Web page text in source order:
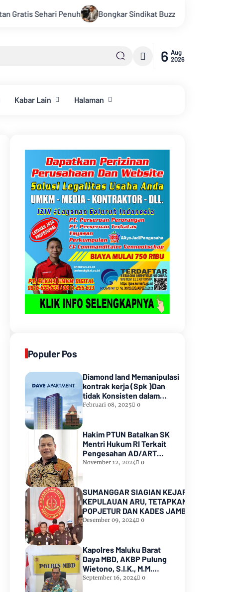
Bongkar Sindikat Buzzer Penyebar Hoax, Tasrif M. Saleh
6 Aug
2026
Kabar Lain Halaman
Populer Pos
Diamond land Memanipulasi
kontrak kerja (Spk )Dan
tidak Konsisten dalam
Pembayarannyamenunggak
kedua Meninggal dunia
Februari 08, 2025 0
Hakim PTUN Batalkan SK
Mentri Hukum RI Terkait
Pengesahan AD/ART
Partai GoLKAR
November 12, 2024 0
SUMANGGAR SIAGIAN KEJARI
KEPULAUAN ARU, TETAPKAN KADES
POPJETUR DAN KADES JAMBU AIR
SEBAGAI TERSANGKA ( TSK )
ADD dan DD TA 2016 - 2021
Desember 09, 2024 0
Kapolres Maluku Barat
Daya MBD, AKBP Pulung
Wietono, S.I.K., M.M.
Pekerjaan Proyek AIR
September 16, 2024 0